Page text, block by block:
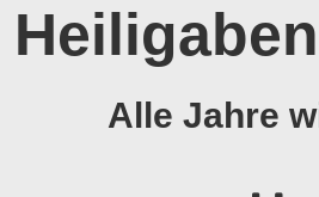
Alle Jahre